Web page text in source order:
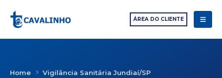
ÁREA DO CLIENTE
Home Vigilância Sanitária Jundiaí/SP